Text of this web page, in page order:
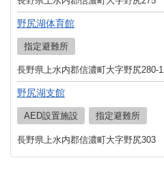
野尻湖体育館
指定避難所
長野県上水内郡信濃町大字野尻280-1
野尻湖支館
AED設置施設 指定避難所
長野県上水内郡信濃町大字野尻303